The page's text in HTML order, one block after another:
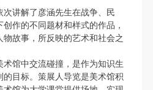
讲解了彦涵先生在战争、民
作的不同题材和样式的作品，
故事，所反映的艺术和社会之
馆中交流碰撞，是作为知识生
目标。策展人导览是美术馆积
活动以学术性和公益性为
央美术学院公共教育部所
、使用地域范围
活动以学术性和公益性为
央美术学院公共教育部所
、使用地域范围
活动以学术性和公益性为
央美术学院公共教育部所
、使用地域范围